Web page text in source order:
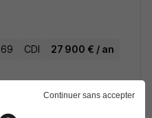
CDI 27 900 € / an
il y a 23 jours
Continuer sans accepter